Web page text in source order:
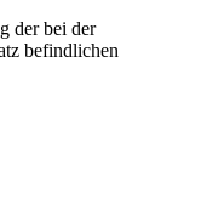
der bei der
befindlichen